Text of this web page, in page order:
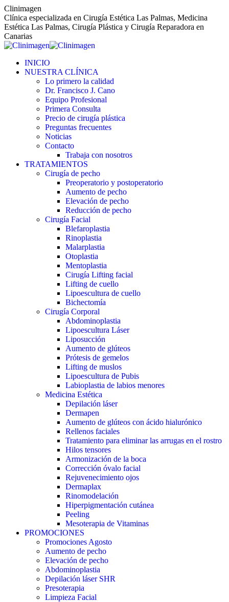
Saltar
al
contenido
Clinimagen
Clínica especializada en Cirugía Estética Las Palmas, Medicina
Estética Las Palmas, Cirugía Plástica y Cirugía Reparadora en
Canarias
INICIO
NUESTRA CLÍNICA
Lo primero la calidad
Dr. Francisco J. Cano
Equipo Profesional
Primera Consulta
Precio de cirugía plástica
Preguntas frecuentes
Noticias
Contacto
Trabaja con nosotros
TRATAMIENTOS
Cirugía de pecho
Preoperatorio y postoperatorio
Aumento de pecho
Elevación de pecho
Reducción de pecho
Cirugía Facial
Blefaroplastia
Rinoplastia
Malarplastia
Otoplastia
Mentoplastia
Cirugía Lifting facial
Lifting de cuello
Lipoescultura de cuello
Bichectomía
Cirugía Corporal
Abdominoplastia
Lipoescultura Láser
Liposucción
Aumento de glúteos
Prótesis de gemelos
Lifting de muslos
Lipoescultura de Pubis
Labioplastia de labios menores
Medicina Estética
Depilación láser
Dermapen
Aumento de glúteos con ácido hialurónico
Rellenos faciales
Tratamiento para eliminar las arrugas en el rostro
Hilos tensores
Armonización de la boca
Corrección óvalo facial
Rejuvenecimiento ojos
Dermaplax
Rinomodelación
Hiperpigmentación cutánea
Peeling
Mesoterapia de Vitaminas
PROMOCIONES
Promociones Agosto
Aumento de pecho
Elevación de pecho
Abdominoplastia
Depilación láser SHR
Presoterapia
Limpieza Facial